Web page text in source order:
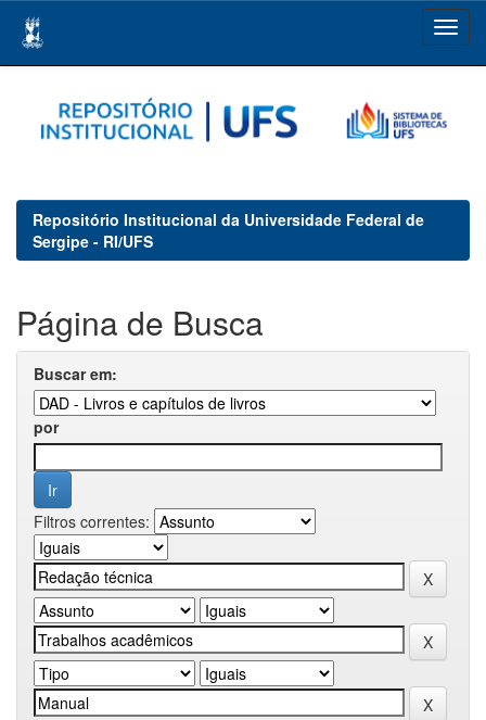
navigation
Repositório Institucional da Universidade Federal de
Sergipe - RI/UFS
Página de Busca
Buscar em:
por
Filtros correntes: